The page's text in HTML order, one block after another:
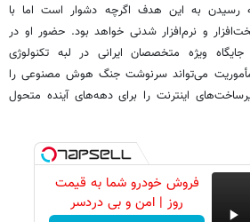
به این هدف اگرچه دشوار است اما با
و نرم‌افزار شدنی خواهد بود. حضور او در
ویژه متخصصان ایرانی در لبه تکنولوژی
می‌تواند سرنوشت جنگ هوش مصنوعی را
اینترنت را برای دهه‌های آینده متحول
فروش خودرو شما به قیمت
روز | امن و بی دردسر